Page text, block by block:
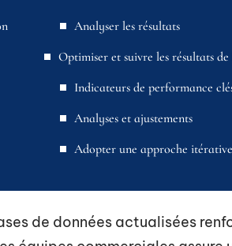
Analyser les résultats
Optimiser et suivre les résultats
Indicateurs de performance
Analyses et ajustements
Adopter une approche itérative
de données actualisées